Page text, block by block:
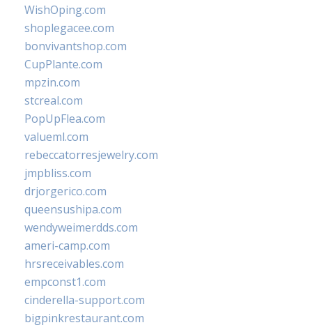
WishOping.com
shoplegacee.com
bonvivantshop.com
CupPlante.com
mpzin.com
stcreal.com
PopUpFlea.com
valueml.com
rebeccatorresjewelry.com
jmpbliss.com
drjorgerico.com
queensushipa.com
wendyweimerdds.com
ameri-camp.com
hrsreceivables.com
empconst1.com
cinderella-support.com
bigpinkrestaurant.com